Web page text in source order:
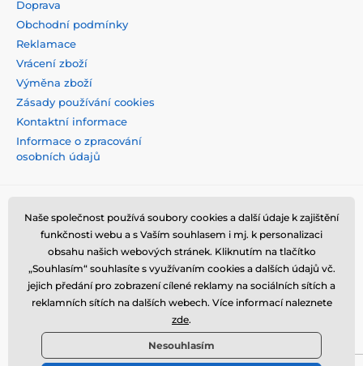
Doprava
Obchodní podmínky
Reklamace
Vrácení zboží
Výměna zboží
Zásady používání cookies
Kontaktní informace
Informace o zpracování
osobních údajů
Naše společnost používá soubory cookies a další údaje k zajištění
funkčnosti webu a s Vaším souhlasem i mj. k personalizaci
obsahu našich webových stránek. Kliknutím na tlačítko
„Souhlasím“ souhlasíte s využívaním cookies a dalších údajů vč.
jejich předání pro zobrazení cílené reklamy na sociálních sítích a
reklamních sítích na dalších webech. Více informací naleznete
zde.
Nesouhlasím